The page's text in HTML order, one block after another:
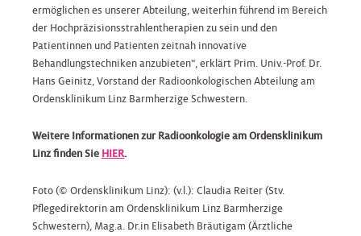
ermöglichen es unserer Abteilung, weiterhin führend im Bereich
der Hochpräzisionsstrahlentherapien zu sein und den
Patientinnen und Patienten zeitnah innovative
Behandlungstechniken anzubieten“, erklärt Prim. Univ.-Prof. Dr.
Hans Geinitz, Vorstand der Radioonkologischen Abteilung am
Ordensklinikum Linz Barmherzige Schwestern.
Weitere Informationen zur Radioonkologie am Ordensklinikum
Linz finden Sie HIER.
Foto (© Ordensklinikum Linz): (v.l.): Claudia Reiter (Stv.
Pflegedirektorin am Ordensklinikum Linz Barmherzige
Schwestern), Mag.a. Dr.in Elisabeth Bräutigam (Ärztliche